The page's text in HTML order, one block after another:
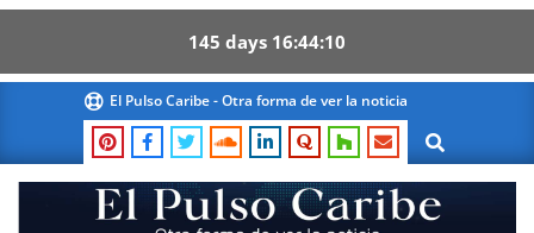
145 days 16 44 09
content
El Pulso Caribe - Otra forma de ver la noticia
Search